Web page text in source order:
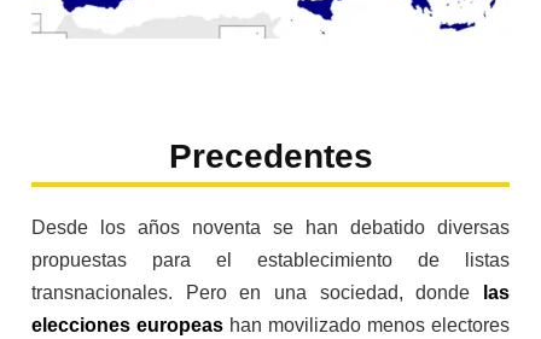
Precedentes
Desde los años noventa se han debatido diversas
propuestas para el establecimiento de listas
transnacionales. Pero en una sociedad, donde
las
elecciones europeas han movilizado menos electores